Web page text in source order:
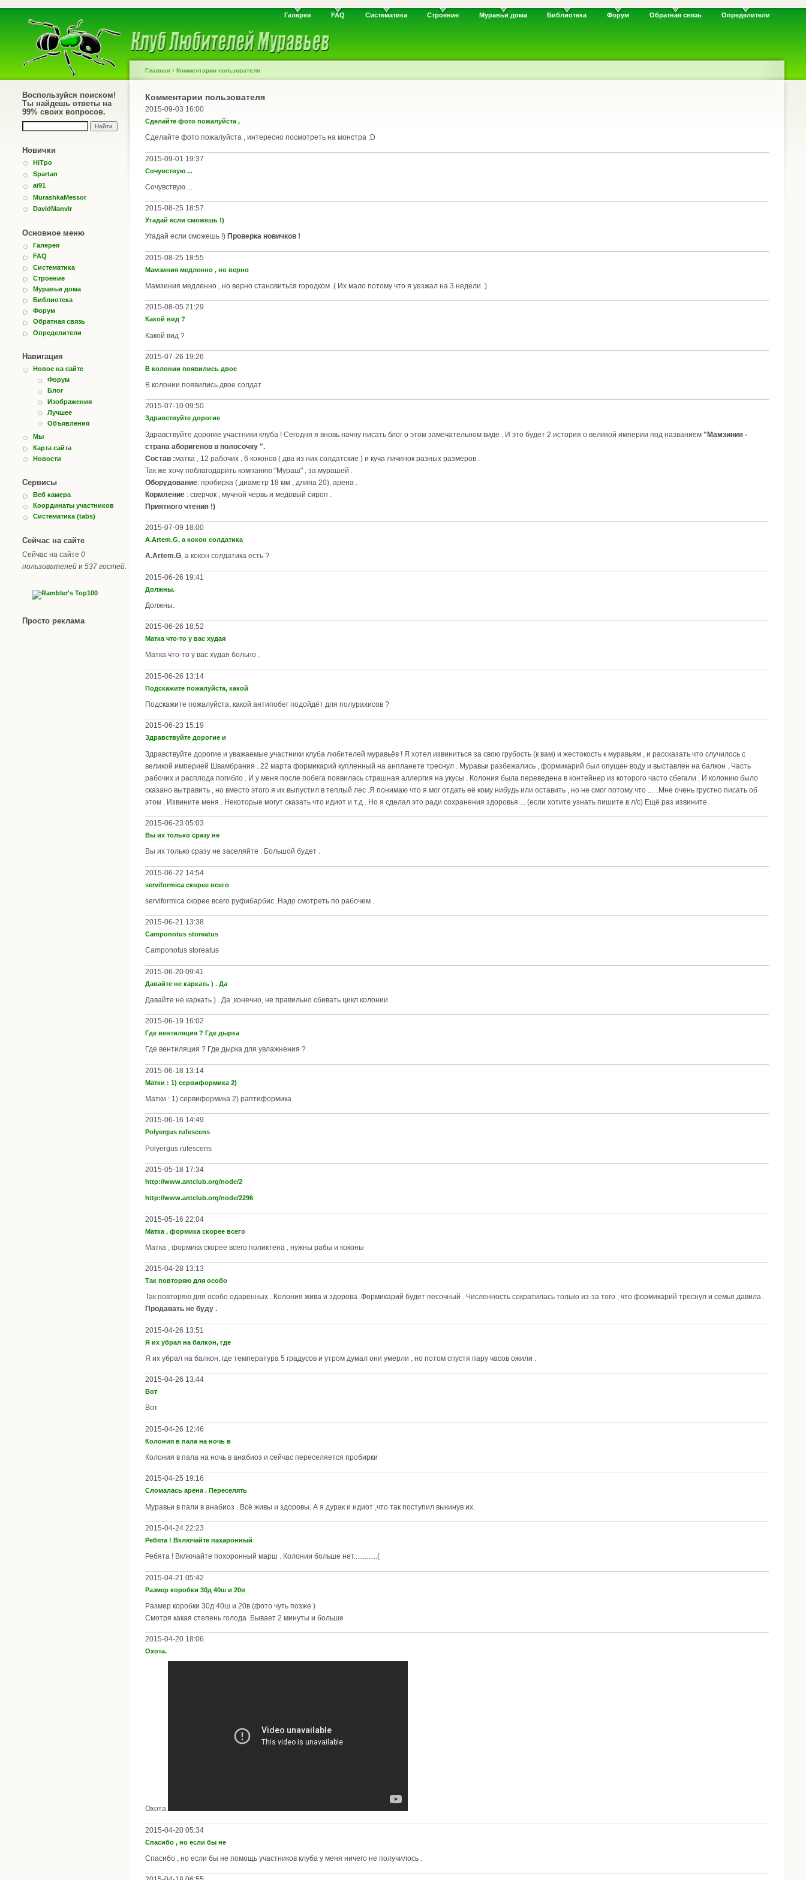
Галерея FAQ Систематика Строение Муравьи дома Библиотека Форум Обратная связь Определители
Воспользуйся поиском!
Ты найдешь ответы на
99% своих вопросов.
Новички
HiTpo
Spartan
ai91
MurashkaMessor
DavidManvir
Основное меню
Галерея
FAQ
Систематика
Строение
Муравьи дома
Библиотека
Форум
Обратная связь
Определители
Навигация
Новое на сайте
Форум
Блог
Изображения
Лучшее
Объявления
Мы
Карта сайта
Новости
Сервисы
Веб камера
Координаты участников
Систематика (tabs)
Сейчас на сайте
Сейчас на сайте 0
пользователей и 537 гостей.
Просто реклама
Главная › Комментарии пользователя
Комментарии пользователя
2015-09-03 16:00
Сделайте фото пожалуйста ,
Сделайте фото пожалуйста , интересно посмотреть на монстра :D
2015-09-01 19:37
Сочувствую ...
Сочувствую ...
2015-08-25 18:57
Угадай если сможешь !)
Угадай если сможешь !) Проверка новичков !
2015-08-25 18:55
Мамзиния медленно , но верно
Мамзиния медленно , но верно становиться городком .( Их мало потому что я уезжал на 3 недели. )
2015-08-05 21:29
Какой вид ?
Какой вид ?
2015-07-26 19:26
В колонии появились двое
В колонии появились двое солдат .
2015-07-10 09:50
Здравствуйте дорогие
Здравствуйте дорогие участники клуба ! Сегодня я вновь начну писать блог о этом замечательном виде . И это будет 2 история о великой империи под названием "Мамзиния -
страна аборигенов в полосочку ".
Состав :матка , 12 рабочих , 6 коконов ( два из них солдатские ) и куча личинок разных размеров .
Так же хочу поблагодарить компанию "Мураш" , за мурашей .
Оборудование: пробирка ( диаметр 18 мм , длина 20), арена .
Кормление : сверчок , мучной червь и медовый сироп .
Приятного чтения !)
2015-07-09 18:00
A.Artem.G, а кокон солдатика
A.Artem.G, а кокон солдатика есть ?
2015-06-26 19:41
Должны.
Должны.
2015-06-26 18:52
Матка что-то у вас худая
Матка что-то у вас худая больно .
2015-06-26 13:14
Подскажите пожалуйста, какой
Подскажите пожалуйста, какой антипобег подойдёт для полурахисов ?
2015-06-23 15:19
Здравствуйте дорогие и
Здравствуйте дорогие и уважаемые участники клуба любителей муравьёв ! Я хотел извиниться за свою грубость (к вам) и жестокость к муравьям , и рассказать что случилось с
великой империей Швамбрания . 22 марта формикарий купленный на анпланете треснул . Муравьи разбежались , формикарий был опущен воду и выставлен на балкон . Часть
рабочих и расплода погибло . И у меня после побега появилась страшная аллергия на укусы . Колония была переведена в контейнер из которого часто сбегали . И колонию было
сказано вытравить , но вместо этого я их выпустил в теплый лес .Я понимаю что я мог отдать её кому нибудь или оставить , но не смог потому что .... .Мне очень грустно писать об
этом . Извините меня . Некоторые могут сказать что идиот и т.д . Но я сделал это ради сохранения здоровья ... (если хотите узнать пишите в л/с) Ещё раз извините .
2015-06-23 05:03
Вы их только сразу не
Вы их только сразу не заселяйте . Большой будет .
2015-06-22 14:54
serviformica скорее всего
serviformica скорее всего руфибарбис .Надо смотреть по рабочем .
2015-06-21 13:38
Camponotus storeatus
Camponotus storeatus
2015-06-20 09:41
Давайте не каркать ) . Да
Давайте не каркать ) . Да ,конечно, не правильно сбивать цикл колонии .
2015-06-19 16:02
Где вентиляция ? Где дырка
Где вентиляция ? Где дырка для увлажнения ?
2015-06-18 13:14
Матки : 1) сервиформика 2)
Матки : 1) сервиформика 2) раптиформика
2015-06-16 14:49
Polyergus rufescens
Polyergus rufescens
2015-05-18 17:34
http://www.antclub.org/node/2
http://www.antclub.org/node/2296
2015-05-16 22:04
Матка , формика скорее всего
Матка , формика скорее всего поликтена , нужны рабы и коконы
2015-04-28 13:13
Так повторяю для особо
Так повторяю для особо одарённых . Колония жива и здорова .Формикарий будет песочный . Численность сократилась только из-за того , что формикарий треснул и семья давила .
Продавать не буду .
2015-04-26 13:51
Я их убрал на балкон, где
Я их убрал на балкон, где температура 5 градусов и утром думал они умерли , но потом спустя пару часов ожили .
2015-04-26 13:44
Вот
Вот
2015-04-26 12:46
Колония в пала на ночь в
Колония в пала на ночь в анабиоз и сейчас переселяется пробирки
2015-04-25 19:16
Сломалась арена . Переселять
Муравьи в пали в анабиоз . Всё живы и здоровы. А я дурак и идиот ,что так поступил выкинув их.
2015-04-24 22:23
Ребята ! Включайте пахаронный
Ребята ! Включайте похоронный марш . Колонии больше нет.............(
2015-04-21 05:42
Размер коробки 30д 40ш и 20в
Размер коробки 30д 40ш и 20в (фото чуть позже )
Смотря какая степень голода .Бывает 2 минуты и больше
2015-04-20 18:06
Охота.
Охота.
2015-04-20 05:34
Спасибо , но если бы не
Спасибо , но если бы не помощь участников клуба у меня ничего не получилось .